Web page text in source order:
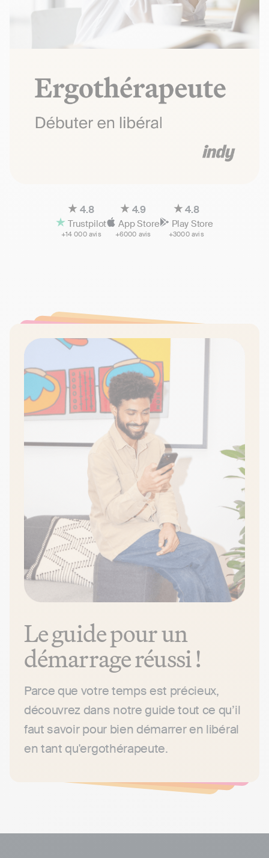
4.8
Trustpilot
+14 000 avis
4.9
App Store
+6000 avis
4.8
Play Store
+3000 avis
Le guide pour un
démarrage réussi !
Parce que votre temps est précieux,
découvrez dans notre guide tout ce qu’il
faut savoir pour bien démarrer en libéral
en tant qu'ergothérapeute.